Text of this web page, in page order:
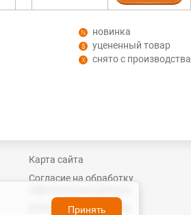
новинка
уцененный товар
снято с производства
Карта сайта
Согласие на обработку
© ProChip, 2004 – 2026
Принять